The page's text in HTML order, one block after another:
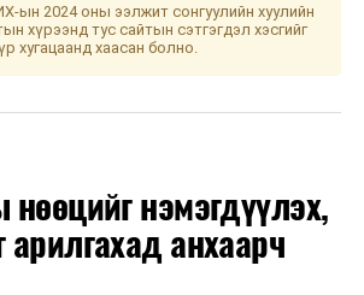
11 аймгийн 50 суманд мөсөн буюу
ын 2024 оны ээлжит сонгуулийн хуулийн
хүрээнд тус сайтын сэтгэгдэл хэсгийг
хугацаанд хаасан болно.
нэмэгдүүлэх,
анхаарч